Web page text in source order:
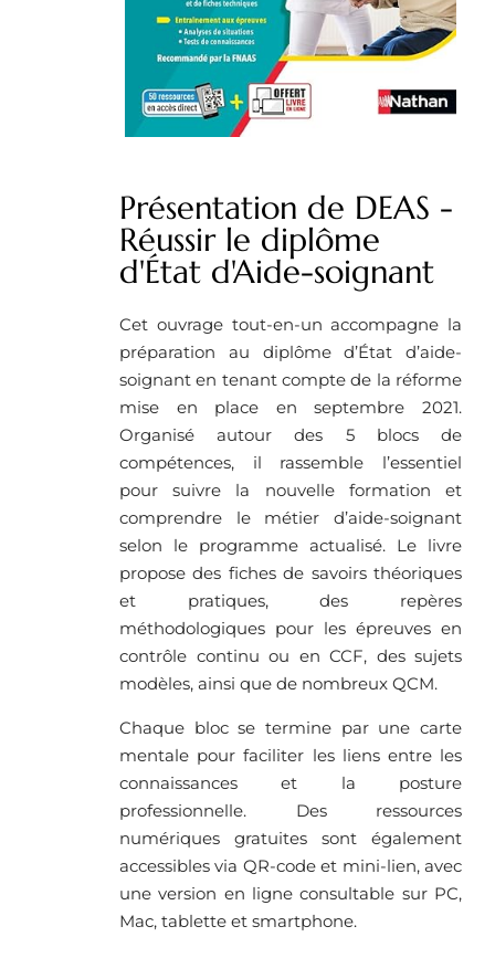
Présentation de DEAS -
Réussir le diplôme
d'État d'Aide-soignant
Cet ouvrage tout-en-un accompagne la
préparation au diplôme d’État d’aide-
soignant en tenant compte de la réforme
mise en place en septembre 2021.
Organisé autour des 5 blocs de
compétences, il rassemble l’essentiel
pour suivre la nouvelle formation et
comprendre le métier d’aide-soignant
selon le programme actualisé. Le livre
propose des fiches de savoirs théoriques
et pratiques, des repères
méthodologiques pour les épreuves en
contrôle continu ou en CCF, des sujets
modèles, ainsi que de nombreux QCM.
Chaque bloc se termine par une carte
mentale pour faciliter les liens entre les
connaissances et la posture
professionnelle. Des ressources
numériques gratuites sont également
accessibles via QR-code et mini-lien, avec
une version en ligne consultable sur PC,
Mac, tablette et smartphone.